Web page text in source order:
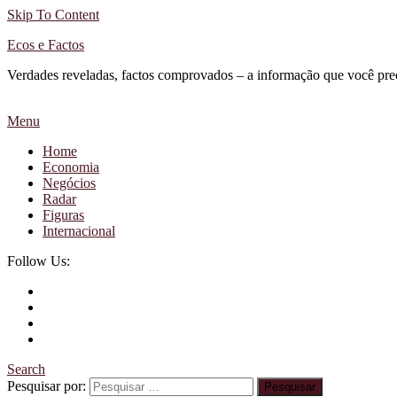
Skip To Content
Ecos e Factos
Verdades reveladas, factos comprovados – a informação que você
Menu
Home
Economia
Negócios
Radar
Figuras
Internacional
Follow Us:
Search
Pesquisar por: